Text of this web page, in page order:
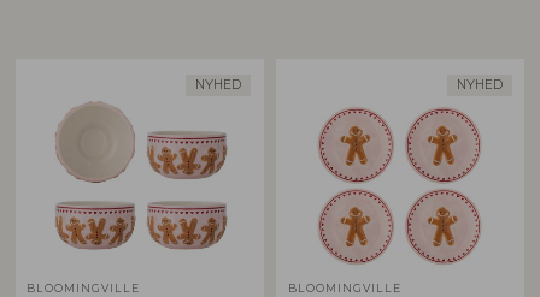
NYHED
BLOOMINGVILLE
NYHED
BLOOMINGVILLE